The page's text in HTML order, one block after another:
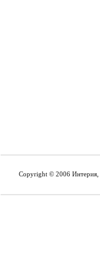
Copyright © 2006 Интерия,